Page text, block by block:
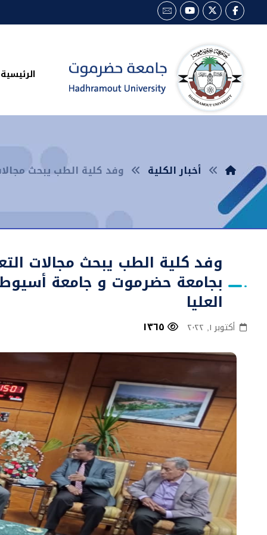
الرئيسية
أخبار الكلية وفد كلية الطب يبحث
وفد كلية الطب يبحث مجالات
بجامعة حضرموت و جامعة
العليا
أكتوبر ١, ٢٠٢٢ ١٣٦٥